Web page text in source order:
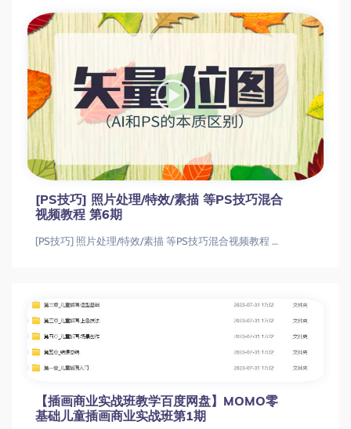
[PS技巧] 照片处理/特效/素描 等PS技巧混合
视频教程 第6期
[PS技巧] 照片处理/特效/素描 等PS技巧混合视频教程 第6期
【插画商业实战班教学百度网盘】MOMO零
基础儿童插画商业实战班第1期